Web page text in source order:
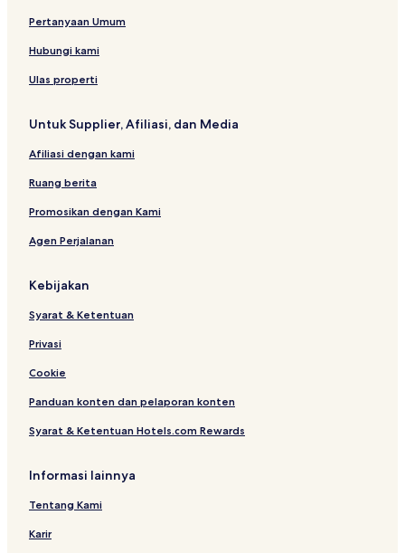
Pertanyaan Umum
Hubungi kami
Ulas properti
Untuk Supplier, Afiliasi, dan Media
Afiliasi dengan kami
Ruang berita
Promosikan dengan Kami
Agen Perjalanan
Kebijakan
Syarat & Ketentuan
Privasi
Cookie
Panduan konten dan pelaporan konten
Syarat & Ketentuan Hotels.com Rewards
Informasi lainnya
Tentang Kami
Karir